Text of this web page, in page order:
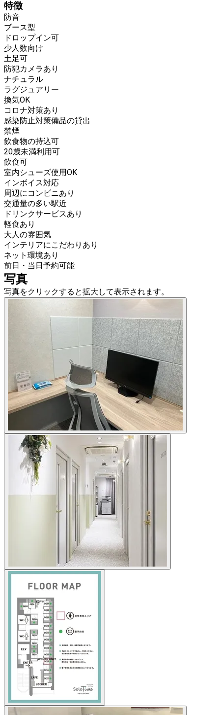
特徴
防音
ブース型
ドロップイン可
少人数向け
土足可
防犯カメラあり
ナチュラル
ラグジュアリー
換気OK
コロナ対策あり
感染防止対策備品の貸出
禁煙
飲食物の持込可
20歳未満利用可
飲食可
室内シューズ使用OK
インボイス対応
周辺にコンビニあり
交通量の多い駅近
ドリンクサービスあり
軽食あり
大人の雰囲気
インテリアにこだわりあり
ネット環境あり
前日・当日予約可能
写真
写真をクリックすると拡大して表示されます。